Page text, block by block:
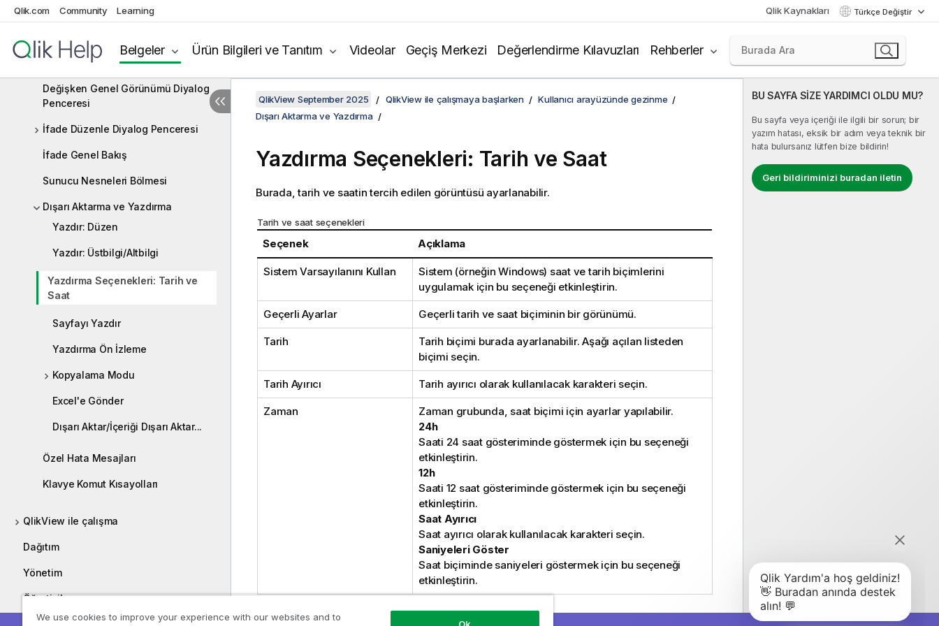
Qlik.com Community Learning Qlik Kaynakları Türkçe Değiştir
Belgeler Ürün Bilgileri ve Tanıtım Videolar Geçiş Merkezi Değerlendirme Kılavuzları Rehberler
Kullanıcı Tercihleri: Genel
Kod Düzenle Diyalog Penceresi
Değişken Genel Görünümü Diyalog
Penceresi
İfade Düzenle Diyalog Penceresi
İfade Genel Bakış
Sunucu Nesneleri Bölmesi
Dışarı Aktarma ve Yazdırma
Yazdır: Düzen
Yazdır: Üstbilgi/Altbilgi
Yazdırma Seçenekleri: Tarih ve
Saat
Sayfayı Yazdır
Yazdırma Ön İzleme
Kopyalama Modu
Excel'e Gönder
Dışarı Aktar/İçeriği Dışarı Aktar...
Özel Hata Mesajları
Klavye Komut Kısayolları
QlikView ile çalışma
Dağıtım
Yönetim
Öğreticiler
BU SAYFA SİZE YARDIMCI OLDU MU?
Bu sayfa veya içeriği ile ilgili bir sorun; bir
yazım hatası, eksik bir adım veya teknik bir
hata bulursanız lütfen bize bildirin!
Geri bildiriminizi buradan iletin
QlikView September 2025 QlikView ile çalışmaya başlarken
Kullanıcı arayüzünde gezinme
Dışarı Aktarma ve Yazdırma
Yazdırma Seçenekleri: Tarih ve Saat
Burada, tarih ve saatin tercih edilen görüntüsü ayarlanabilir.
Tarih ve saat seçenekleri
Seçenek Açıklama
Sistem Varsayılanını Kullan
Sistem (örneğin Windows) saat ve tarih biçimlerini
uygulamak için bu seçeneği etkinleştirin.
Geçerli Ayarlar Geçerli tarih ve saat biçiminin bir görünümü.
Tarih
Tarih biçimi burada ayarlanabilir. Aşağı açılan listeden
biçimi seçin.
Tarih Ayırıcı Tarih ayırıcı olarak kullanılacak karakteri seçin.
Zaman
Zaman grubunda, saat biçimi için ayarlar yapılabilir.
24h
Saati 24 saat gösteriminde göstermek için bu seçeneği
etkinleştirin.
12h
Saati 12 saat gösteriminde göstermek için bu seçeneği
etkinleştirin.
Saat Ayırıcı
Saat ayırıcı olarak kullanılacak karakteri seçin.
Saniyeleri Göster
Saat biçiminde saniyeleri göstermek için bu seçeneği
etkinleştirin.
We use cookies to improve your experience with our websites and to